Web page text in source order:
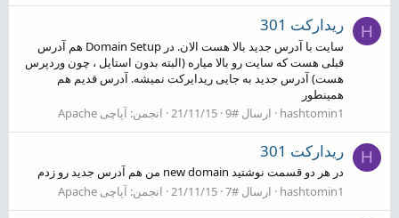
H ریدارکت 301
سایت با آدرس جدید بالا هست الان. در Domain Setup هم آدرس
قبلی هست که سایت رو بالا میاره (البته بدون استایل ، چون وردپرس
هست) آدرس جدید به جایی ریدایرکت نمیشه. آدرس قدیم هم
همینطور
hashtomin1
ارسال #9 21/11/15 انجمن: آپاچی Apache
H ریدارکت 301
در هر دو قسمت نوشتید new domain من هم آدرس جدید رو زدم
hashtomin1
ارسال #7 21/11/15 انجمن: آپاچی Apache